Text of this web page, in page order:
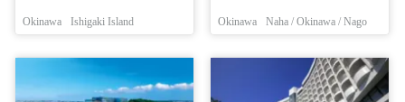
Okinawa Ishigaki Island Okinawa Naha / Okinawa / Nago